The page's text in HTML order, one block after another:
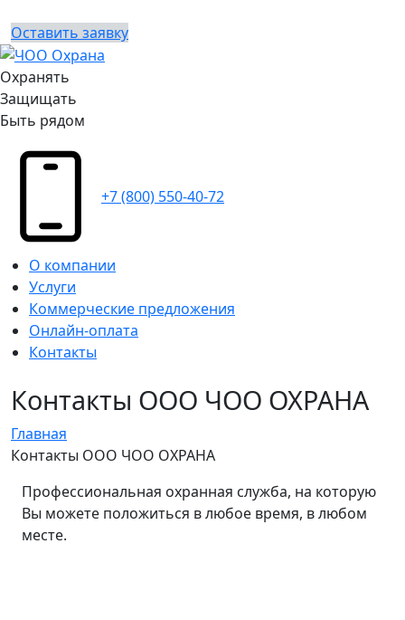
Оставить заявку
Охранять
Защищать
Быть рядом
+7 (800) 550-40-72
О компании
Услуги
Коммерческие предложения
Онлайн-оплата
Контакты
Контакты ООО ЧОО ОХРАНА
Главная
Контакты ООО ЧОО ОХРАНА
Профессиональная охранная служба, на которую
Вы можете положиться в любое время, в любом
месте.